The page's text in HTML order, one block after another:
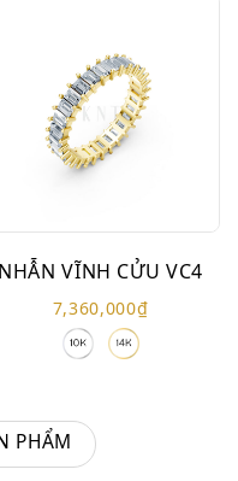
NHẪN VĨNH CỬU VC4
7,360,000₫
PHẨM